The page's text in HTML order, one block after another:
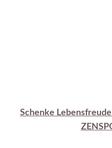
Schenke